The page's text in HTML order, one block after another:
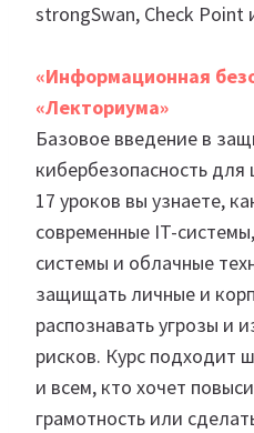
strongSwan, Check Point
«Информационная
«Лекториума»
Базовое введение в
кибербезопасность
17 уроков вы узнаете,
современные IT-
системы и облачные
защищать личные и
распознавать угрозы и
рисков. Курс подходит
и всем, кто хочет
грамотность или